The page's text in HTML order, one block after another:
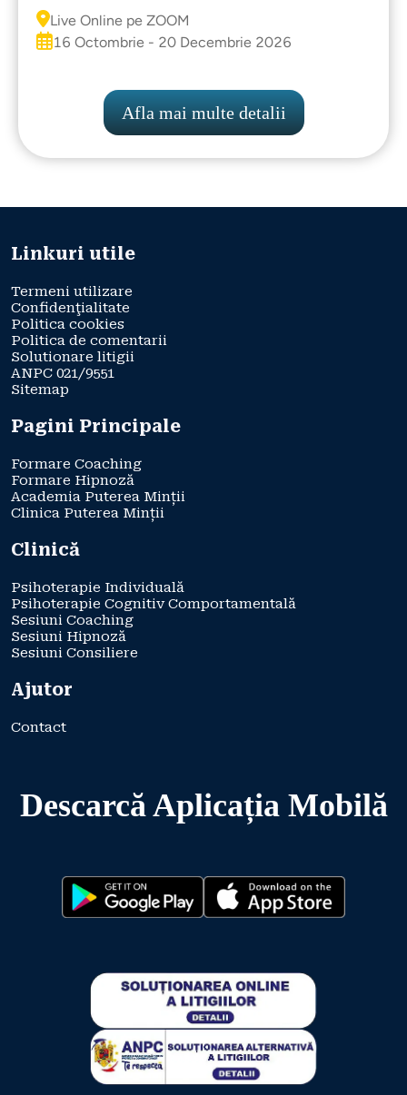
Live Online pe ZOOM
16 Octombrie - 20 Decembrie 2026
Afla mai multe detalii
Linkuri utile
Termeni utilizare
Confidenţialitate
Politica cookies
Politica de comentarii
Solutionare litigii
ANPC 021/9551
Sitemap
Pagini Principale
Formare Coaching
Formare Hipnoză
Academia Puterea Minții
Clinica Puterea Minții
Clinică
Psihoterapie Individuală
Psihoterapie Cognitiv Comportamentală
Sesiuni Coaching
Sesiuni Hipnoză
Sesiuni Consiliere
Ajutor
Contact
Descarcă Aplicația Mobilă